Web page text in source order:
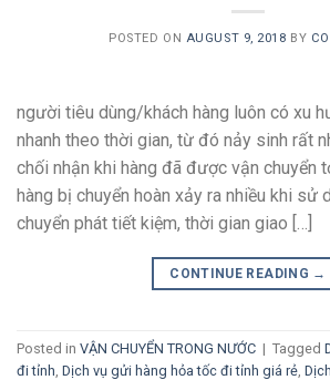
POSTED ON AUGUST 9, 2018 BY
người tiêu dùng/khách hàng luôn có xu
nhanh theo thời gian, từ đó nảy sinh rất
chối nhận khi hàng đã được vận chuyển
hàng bị chuyển hoàn xảy ra nhiều khi sử
chuyển phát tiết kiệm, thời gian giao […]
CONTINUE READING →
Posted in VẬN CHUYỂN TRONG NƯỚC | Tagged
đi tỉnh Dịch vụ gửi hàng hỏa tốc đi tỉnh giá rẻ